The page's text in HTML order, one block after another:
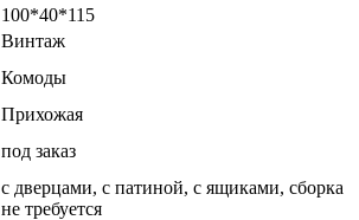
100*40*115
Винтаж
Комоды
Прихожая
под заказ
с дверцами, с патиной, с ящиками, сборка
не требуется